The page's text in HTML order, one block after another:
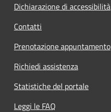
Dichiarazione di accessibilità
Contatti
Prenotazione appuntamento
Richiedi assistenza
Statistiche del portale
Leggi le FAQ